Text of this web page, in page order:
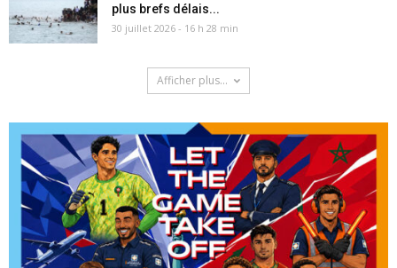
plus brefs délais...
30 juillet 2026 - 16 h 28 min
Afficher plus...